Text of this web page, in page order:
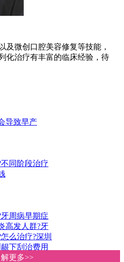
更多>>
更多>>
及微创口腔美容修复等技能，
化治疗有丰富的临床经验，待
导致早产
同阶段治疗
周病早期症
高发人群?牙
么治疗?深圳
下刮治费用
理?深圳爱康